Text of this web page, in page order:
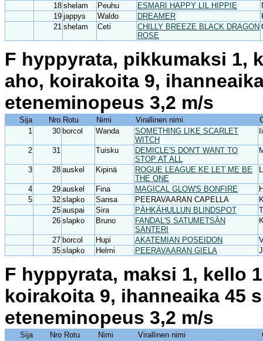
18 shelam Peuhu ESMARI HAPPY LIL HIPPIE
19 jappys Waldo DREAMER
21 shelam Ceti
CHILLY BREEZE BLACK DRAGON
ROSE
F hyppyrata, pikkumaksi 1,
aho, koirakoita 9,
eteneminopeus 3,2 m/s
Sija Nro Rotu Nimi Virallinen nimi
1
30 borcol Wanda
SOMETHING LIKE SCARLET
WITCH
2 31 Tuisku
DEMICLE'S DON'T WANT TO
STOP AT ALL
3 28 auskel Kipinä
ROGUE LEAGUE KE LET ME BE
THE ONE
4 29 auskel Fina MAGICAL GLOW'S BONFIRE
5
32 slapko Sansa PEERAVAARAN CAPELLA
25 auspai Sira PÄHKÄHULLUN BLINDSPOT
26 slapko Bruno
FANDAL'S SATUMETSÄN
SANTERI
27 borcol Hupi AKATEMIAN POSEIDON
35 slapko Helmi PEERAVAARAN GIELA
F hyppyrata, maksi 1, kello
koirakoita 9, ihanneaika 45
eteneminopeus 3,2 m/s
Sija Nro Rotu Nimi Virallinen nimi